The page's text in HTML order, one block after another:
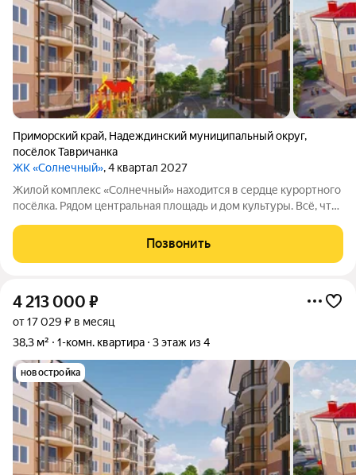
Приморский край, Надеждинский муниципальный округ,
посёлок Тавричанка
ЖК «Солнечный», 4 квартал 2027
Жилой комплекс «Солнечный» находится в сердце курортного
посёлка. Рядом центральная площадь и дом культуры. Всё, что
можно дойти пешком до остановки общественного
транспорта, магазинов, банка,
Позвонить
4 213 000 ₽
от 17 029 ₽ в месяц
38,3 м²
1-комн. квартира 3 этаж из 4
новостройка